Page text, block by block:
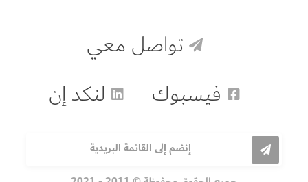
تواصل معي
فيسبوك
لنكد إن
إنضم إلى القائمة البريدية